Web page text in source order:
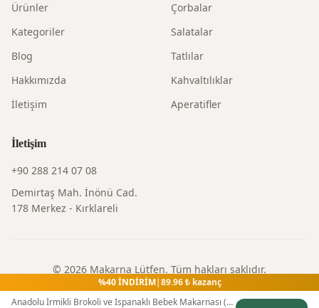
%40İNDİRİM|89.96₺ kazanç
Anadolu İrmikli Brokoli ve Ispanaklı Bebek Makarnası (200 gr)
Ürünler
Kategoriler
Blog
Hakkımızda
İletişim
Çorbalar
Salatalar
Tatlılar
Kahvaltılıklar
Aperatifler
İletişim
+90 288 214 07 08
Demirtaş Mah. İnönü Cad.
178 Merkez - Kırklareli
© 2026 Makarna Lütfen. Tüm hakları saklıdır.
Gizlilik Politikası|Kullanım Şartları|İade Politikası